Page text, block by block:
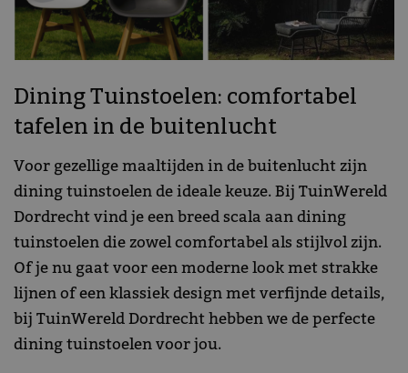
Dining Tuinstoelen: comfortabel
tafelen in de buitenlucht
Voor gezellige maaltijden in de buitenlucht zijn
dining tuinstoelen de ideale keuze. Bij TuinWereld
Dordrecht vind je een breed scala aan dining
tuinstoelen die zowel comfortabel als stijlvol zijn.
Of je nu gaat voor een moderne look met strakke
lijnen of een klassiek design met verfijnde details,
bij TuinWereld Dordrecht hebben we de perfecte
dining tuinstoelen voor jou.